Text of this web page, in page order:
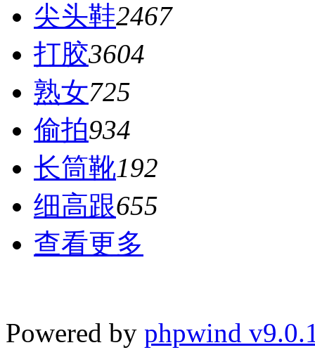
尖头鞋2467
打胶3604
熟女725
偷拍934
长筒靴192
细高跟655
查看更多
Powered by phpwind